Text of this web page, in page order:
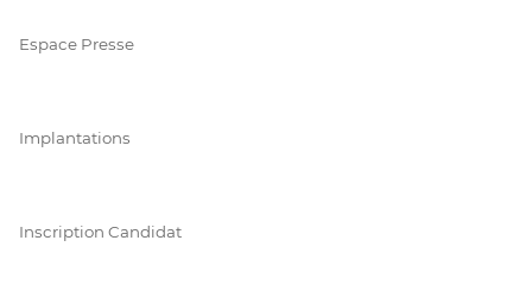
Espace Presse
Implantations
Inscription Candidat